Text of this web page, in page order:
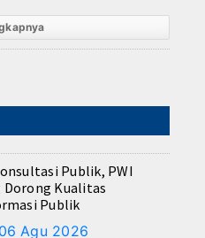
Publik, PWI
Kualitas
Publik
Agu 2026